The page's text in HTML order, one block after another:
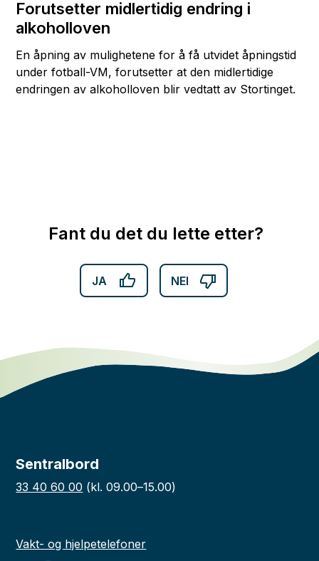
Forutsetter midlertidig endring i
alkoholloven
En åpning av mulighetene for å få utvidet åpningstid
under fotball-VM, forutsetter at den midlertidige
endringen av alkoholloven blir vedtatt av Stortinget.
Fant du det du lette etter?
JA NEI
Sentralbord
33 40 60 00 (kl. 09.00–15.00)
Vakt- og hjelpetelefoner